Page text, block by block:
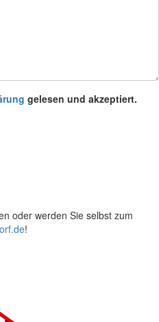
gelesen und akzeptiert.
oder werden Sie selbst zum
!